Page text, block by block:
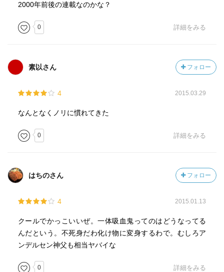
2000年前後の連載なのかな？
0 詳細をみる
素以さん フォロー
4 2015.03.29
なんとなくノリに慣れてきた
0 詳細をみる
はちのさん フォロー
4 2015.01.13
クールでかっこいいぜ。一体吸血鬼ってのはどうなってる
んだという。不死身だわ化け物に変身するわで。むしろア
ンデルセン神父も相当ヤバイな
0 詳細をみる